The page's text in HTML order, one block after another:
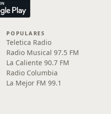
POPULARES
Teletica Radio
Radio Musical 97.5 FM
La Caliente 90.7 FM
Radio Columbia
La Mejor FM 99.1